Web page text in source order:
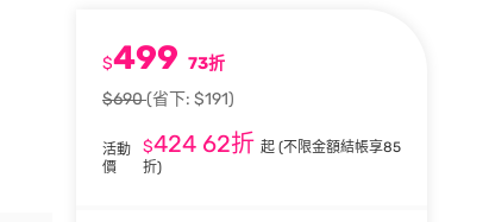
$499 73折
$690(省下: $191)
活動
價
$42462折 起 (不限金額結帳享85
折)